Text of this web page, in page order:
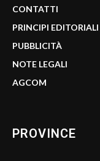
CONTATTI
PRINCIPI EDITORIALI
PUBBLICITÀ
NOTE LEGALI
AGCOM
PROVINCE